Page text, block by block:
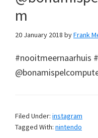
m
20 January 2018 byFrank
#nooitmeernaarhuis
Filed Under: instagram
Tagged With: nintendo